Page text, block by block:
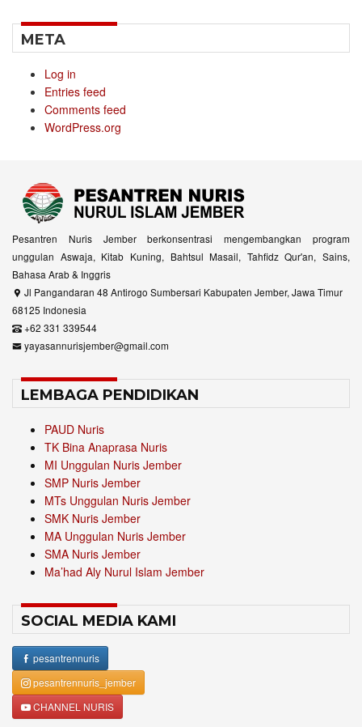
META
Log in
Entries feed
Comments feed
WordPress.org
Pesantren Nuris Jember berkonsentrasi mengembangkan program
unggulan Aswaja, Kitab Kuning, Bahtsul Masail, Tahfidz Qur'an, Sains,
Bahasa Arab & Inggris
Jl Pangandaran 48 Antirogo Sumbersari Kabupaten Jember, Jawa Timur
68125 Indonesia
+62 331 339544
yayasannurisjember@gmail.com
LEMBAGA PENDIDIKAN
PAUD Nuris
TK Bina Anaprasa Nuris
MI Unggulan Nuris Jember
SMP Nuris Jember
MTs Unggulan Nuris Jember
SMK Nuris Jember
MA Unggulan Nuris Jember
SMA Nuris Jember
Ma’had Aly Nurul Islam Jember
SOCIAL MEDIA KAMI
pesantrennuris
pesantrennuris_jember
CHANNEL NURIS